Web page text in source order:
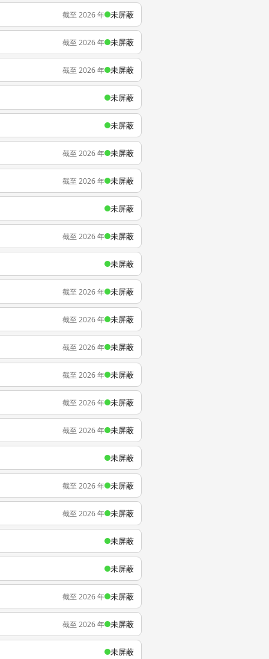
截至 2026 年 未屏蔽
截至 2026 年 未屏蔽
截至 2026 年 未屏蔽
未屏蔽
未屏蔽
截至 2026 年 未屏蔽
截至 2026 年 未屏蔽
未屏蔽
截至 2026 年 未屏蔽
未屏蔽
截至 2026 年 未屏蔽
截至 2026 年 未屏蔽
截至 2026 年 未屏蔽
截至 2026 年 未屏蔽
截至 2026 年 未屏蔽
截至 2026 年 未屏蔽
未屏蔽
截至 2026 年 未屏蔽
截至 2026 年 未屏蔽
未屏蔽
未屏蔽
截至 2026 年 未屏蔽
截至 2026 年 未屏蔽
未屏蔽